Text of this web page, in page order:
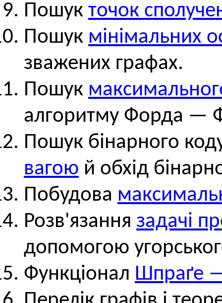
Пошук точок
Пошук мінімальних
зважених графах.
Пошук
алгоритму Форда —
Пошук бінарного
вагою й обхід
Побудова
Розв'язання задачі
допомогою
Функціонал Шпраґе